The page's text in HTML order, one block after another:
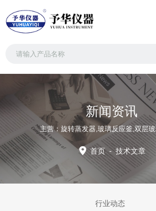
新闻资讯
主营：旋转蒸发器,玻璃反应釜,双层
首页-技术文章
行业动态